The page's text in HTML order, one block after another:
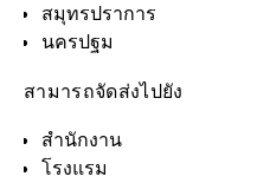
สมุทรปราการ
นครปฐม
สามารถจัดส่งไปยัง
สำนักงาน
โรงแรม